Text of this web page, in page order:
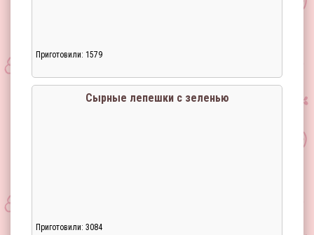
Приготовили: 1579
Сырные лепешки с зеленью
Приготовили: 3084